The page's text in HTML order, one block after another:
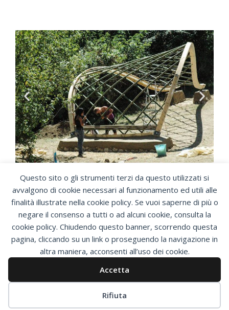
Questo sito o gli strumenti terzi da questo utilizzati si
avvalgono di cookie necessari al funzionamento ed utili alle
finalità illustrate nella cookie policy. Se vuoi saperne di più o
negare il consenso a tutti o ad alcuni cookie, consulta la
cookie policy. Chiudendo questo banner, scorrendo questa
pagina, cliccando su un link o proseguendo la navigazione in
altra maniera, acconsenti all’uso dei cookie.
Accetta
Rifiuta
Precedente
Precedente
SUCCESSIVO
Tetard
PRECEDENTE
Spherarea – Parigi
Copyright © 2026 Bambuseto | Powered by
Astra